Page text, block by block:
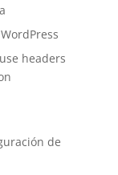
headers
de